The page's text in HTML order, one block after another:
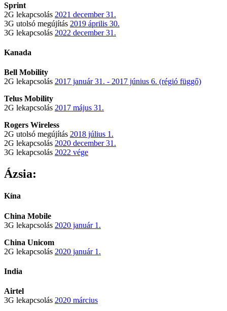
Sprint
2G lekapcsolás 2021 december 31.
3G utolsó megújítás 2019 április 30.
3G lekapcsolás 2022 december 31.
Kanada
Bell Mobility
2G lekapcsolás 2017 január 31. - 2017 június 6. (régió függő)
Telus Mobility
2G lekapcsolás 2017 május 31.
Rogers Wireless
2G utolsó megújítás 2018 július 1.
2G lekapcsolás 2020 december 31.
3G lekapcsolás 2022 vége
Ázsia:
Kína
China Mobile
3G lekapcsolás 2020 január 1.
China Unicom
2G lekapcsolás 2020 január 1.
India
Airtel
3G lekapcsolás 2020 március